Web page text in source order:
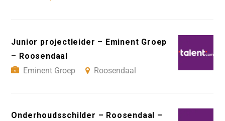
Junior projectleider – Eminent Groep
– Roosendaal
Eminent Groep
Roosendaal
Onderhoudsschilder – Roosendaal –